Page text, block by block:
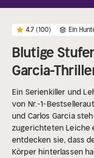
4.7 (100) Ein
Blutige
Garcia-
Ein Serienkiller und
von Nr.-1-
und Carlos Garcia
zugerichteten Leiche
entdecken sie, dass
Körper hinterlassen